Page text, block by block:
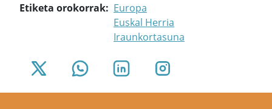
Etiketa orokorrak
Europa
Euskal Herria
Iraunkortasuna